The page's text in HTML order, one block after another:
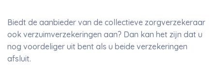
Biedt de aanbieder van de collectieve zorgverzekeraar
ook verzuimverzekeringen aan? Dan kan het zijn dat u
nog voordeliger uit bent als u beide verzekeringen
afsluit.